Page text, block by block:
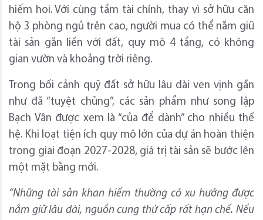
hiếm hoi. Với cùng tầm tài chính, thay vì sở hữu căn
hộ 3 phòng ngủ trên cao, người mua có thể nắm giữ
tài sản gắn liền với đất, quy mô 4 tầng, có không
gian vườn và khoảng trời riêng.
Trong bối cảnh quỹ đất sở hữu lâu dài ven vịnh gần
như đã “tuyệt chủng”, các sản phẩm như song lập
Bạch Vân được xem là “của để dành” cho nhiều thế
hệ. Khi loạt tiện ích quy mô lớn của dự án hoàn thiện
trong giai đoạn 2027-2028, giá trị tài sản sẽ bước lên
một mặt bằng mới.
“Những tài sản khan hiếm thường có xu hướng được
nắm giữ lâu dài, nguồn cung thứ cấp rất hạn chế. Nếu